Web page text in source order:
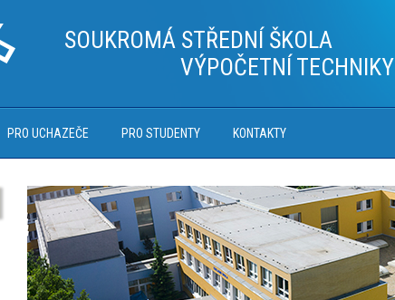
SOUKROMÁ STŘEDNÍ ŠKOLA
VÝPOČETNÍ TECHNIKY
PRO UCHAZEČE PRO STUDENTY KONTAKTY